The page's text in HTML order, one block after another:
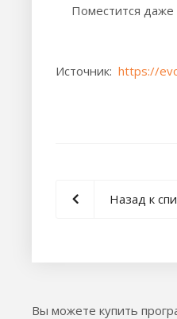
Поместится даже
Источник: https://
Назад к
Вы можете купить